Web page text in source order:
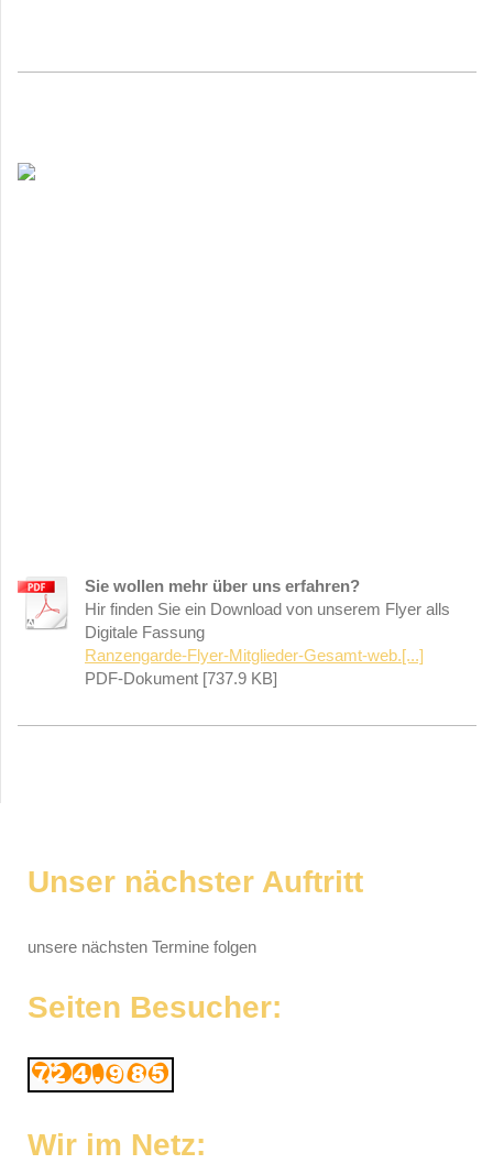
Sie wollen mehr über uns erfahren?
Hir finden Sie ein Download von unserem Flyer alls
Digitale Fassung
Ranzengarde-Flyer-Mitglieder-Gesamt-web.[...]
PDF-Dokument [737.9 KB]
Unser nächster Auftritt
unsere nächsten Termine folgen
Seiten Besucher:
Wir im Netz: